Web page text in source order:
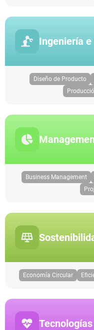
Ingeniería
Diseño de Producto
Business Management
Economía Circular